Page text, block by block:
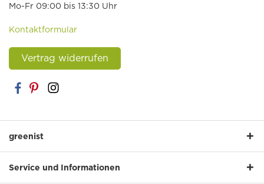
Mo-Fr 09:00 bis 13:30 Uhr
Kontaktformular
Vertrag widerrufen
greenist
Service und Informationen